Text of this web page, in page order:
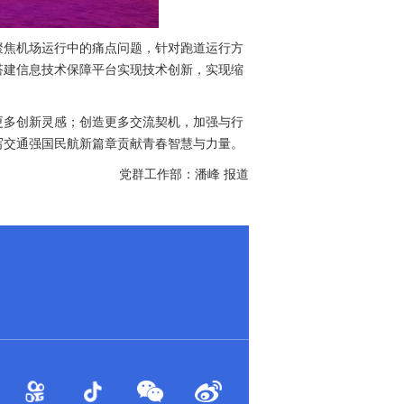
机场运行中的痛点问题，针对跑道运行方
信息技术保障平台实现技术创新，实现缩
创新灵感；创造更多交流契机，加强与行
通强国民航新篇章贡献青春智慧与力量。
党群工作部：潘峰 报道